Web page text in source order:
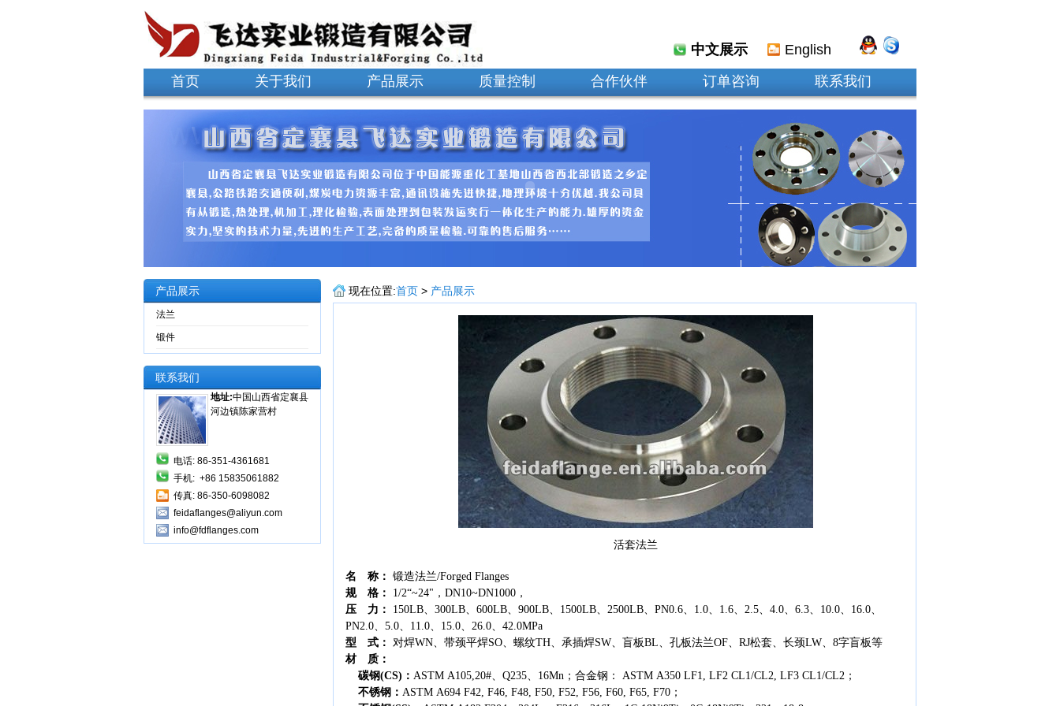
中文展示
English
首页
关于我们 产品展示 质量控制 合作伙伴 订单咨询 联系我们
现在位置:首页 > 产品展示
活套法兰
名 称： 锻造法兰/Forged Flanges
规 格：
1/2“~24"，DN10~DN1000，
压 力：
150LB、300LB、600LB、900LB、1500LB、2500LB、PN0.6、1.0、1.6、2.5、4.0、6.3、10.0、16.0、
PN2.0、5.0、11.0、15.0、26.0、42.0MPa
型 式： 对焊WN、带颈平焊SO、螺纹TH、承插焊SW、盲板BL、孔板法兰OF、RJ松套、长颈LW、8字盲板等
材 质：
碳钢(CS)： ASTM A105,20#、Q235、16Mn；合金钢： ASTM A350 LF1, LF2 CL1/CL2, LF3 CL1/CL2；
不锈钢： ASTM A694 F42, F46, F48, F50, F52, F56, F60, F65, F70；
产品展示
法兰
锻件
联系我们
地址:中国山西省定襄县
河边镇陈家营村
电话: 86-351-4361681
手机: +86 15835061882
传真: 86-350-6098082
feidaflanges@aliyun.com
info@fdflanges.com